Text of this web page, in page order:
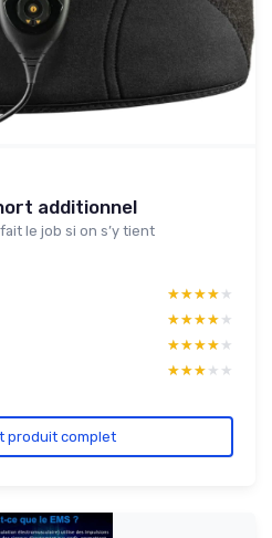
additionnel
le job si on s’y tient
★★★★★
★★★★★
★★★★★
★★★★★
★★★★★
★★★★★
★★★★★
★★★★★
produit complet